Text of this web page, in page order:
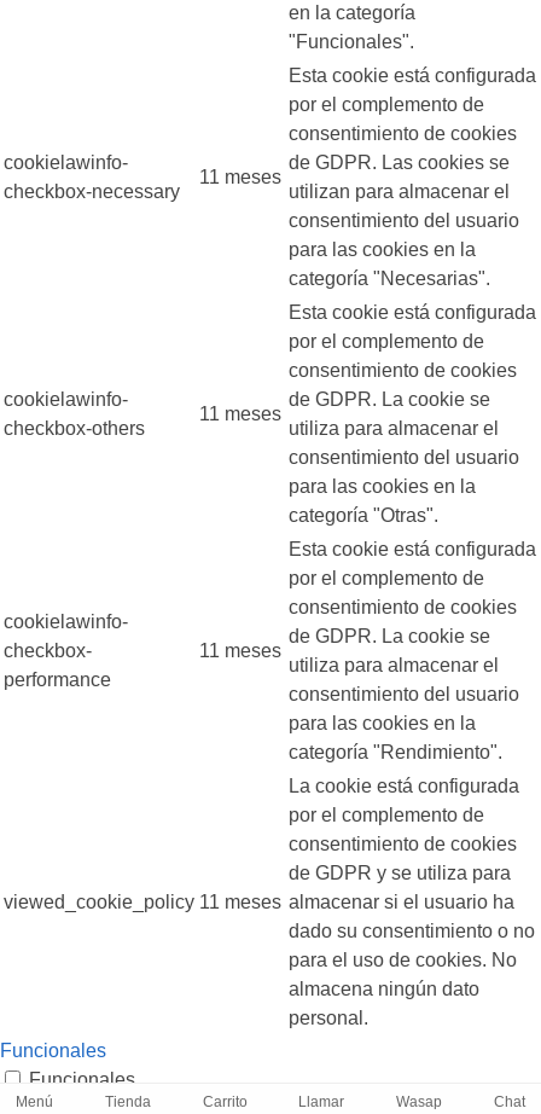
en la categoría
"Funcionales".
cookielawinfo-
checkbox-necessary
11 meses
Esta cookie está configurada
por el complemento de
consentimiento de cookies
de GDPR. Las cookies se
utilizan para almacenar el
consentimiento del usuario
para las cookies en la
categoría "Necesarias".
cookielawinfo-
checkbox-others
11 meses
Esta cookie está configurada
por el complemento de
consentimiento de cookies
de GDPR. La cookie se
utiliza para almacenar el
consentimiento del usuario
para las cookies en la
categoría "Otras".
cookielawinfo-
checkbox-
performance
11 meses
Esta cookie está configurada
por el complemento de
consentimiento de cookies
de GDPR. La cookie se
utiliza para almacenar el
consentimiento del usuario
para las cookies en la
categoría "Rendimiento".
viewed_cookie_policy 11 meses
La cookie está configurada
por el complemento de
consentimiento de cookies
de GDPR y se utiliza para
almacenar si el usuario ha
dado su consentimiento o no
para el uso de cookies. No
almacena ningún dato
personal.
Funcionales
Funcionales
Las cookies funcionales ayudan a realizar ciertas
Menú Tienda Carrito Llamar Wasap Chat